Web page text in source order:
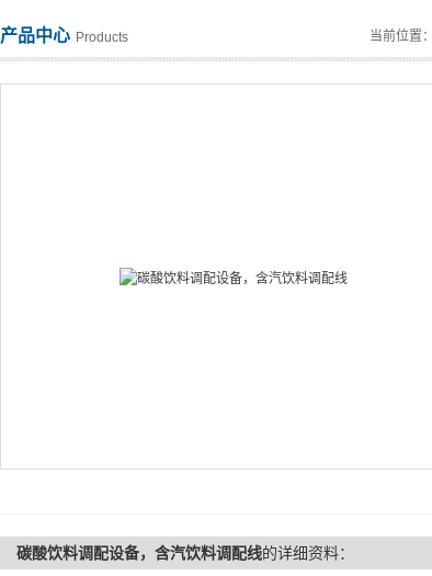
产品中心 Products 当前位置：
碳酸饮料调配设备，含汽饮料调配线的详细资料：